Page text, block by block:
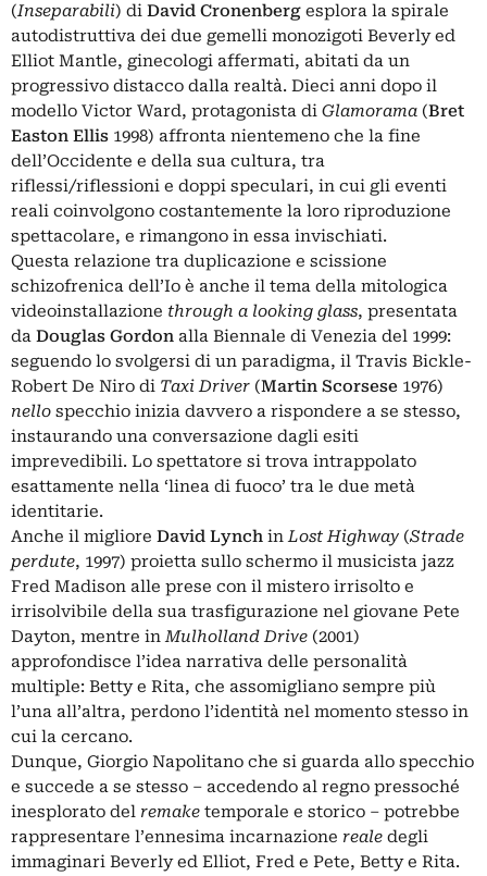
(Inseparabili) di David Cronenberg esplora la spirale
autodistruttiva dei due gemelli monozigoti Beverly ed
Elliot Mantle, ginecologi affermati, abitati da un
progressivo distacco dalla realtà. Dieci anni dopo il
modello Victor Ward, protagonista di Glamorama (Bret
Easton Ellis 1998) affronta nientemeno che la fine
dell’Occidente e della sua cultura, tra
riflessi/riflessioni e doppi speculari, in cui gli eventi
reali coinvolgono costantemente la loro riproduzione
spettacolare, e rimangono in essa invischiati.
Questa relazione tra duplicazione e scissione
schizofrenica dell’Io è anche il tema della mitologica
videoinstallazione through a looking glass, presentata
da Douglas Gordon alla Biennale di Venezia del 1999:
seguendo lo svolgersi di un paradigma, il Travis Bickle-
Robert De Niro di Taxi Driver (Martin Scorsese 1976)
nello specchio inizia davvero a rispondere a se stesso,
instaurando una conversazione dagli esiti
imprevedibili. Lo spettatore si trova intrappolato
esattamente nella ‘linea di fuoco’ tra le due metà
identitarie.
Anche il migliore David Lynch inLost Highway (Strade
perdute, 1997) proietta sullo schermo il musicista jazz
Fred Madison alle prese con il mistero irrisolto e
irrisolvibile della sua trasfigurazione nel giovane Pete
Dayton, mentre inMulholland Drive (2001)
approfondisce l’idea narrativa delle personalità
multiple: Betty e Rita, che assomigliano sempre più
l’una all’altra, perdono l’identità nel momento stesso in
cui la cercano.
Dunque, Giorgio Napolitano che si guarda allo specchio
e succede a se stesso – accedendo al regno pressoché
inesplorato del remake temporale e storico – potrebbe
rappresentare l’ennesima incarnazione reale degli
immaginari Beverly ed Elliot, Fred e Pete, Betty e Rita.